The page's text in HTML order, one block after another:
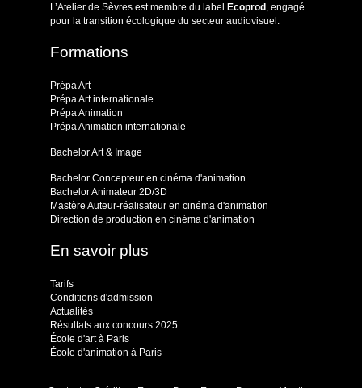
L’Atelier de Sèvres est membre du label Ecoprod, engagé
pour la transition écologique du secteur audiovisuel.
Formations
Prépa Art
Prépa Art internationale
Prépa Animation
Prépa Animation internationale
Bachelor Art & Image
Bachelor Concepteur en cinéma d'animation
Bachelor Animateur 2D/3D
Mastère Auteur-réalisateur en cinéma d'animation
Direction de production en cinéma d'animation
En savoir plus
Tarifs
Conditions d'admission
Actualités
Résultats aux concours 2025
École d'art à Paris
École d'animation à Paris